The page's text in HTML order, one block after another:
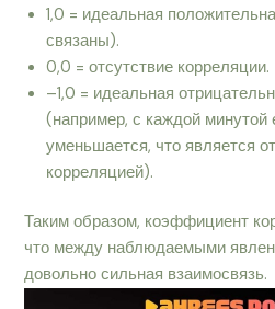
1,0 = идеальная
связаны).
0,0 = отсутствие корреляции.
–1,0 = идеальная
(например, с каждой минутой
уменьшается, что является
корреляцией).
Таким образом, коэффициент
что между наблюдаемыми
довольно сильная взаимосвязь.